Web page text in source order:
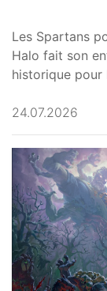
Les Spartans
Halo fait son
historique pour
24.07.2026